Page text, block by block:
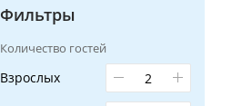
Фильтры
Количество гостей
Взрослых